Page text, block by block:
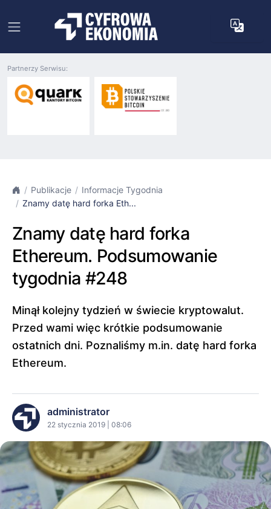
Partnerzy Serwisu:
Publikacje
Informacje Tygodnia
Znamy datę hard forka Eth...
Znamy datę hard forka
Ethereum. Podsumowanie
tygodnia #248
Minął kolejny tydzień w świecie kryptowalut.
Przed wami więc krótkie podsumowanie
ostatnich dni. Poznaliśmy m.in. datę hard forka
Ethereum.
administrator
22 stycznia 2019 | 08:06